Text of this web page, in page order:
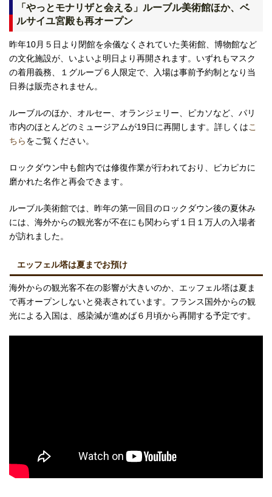
「やっとモナリザと会える」ルーブル美術館ほか、ベ
ルサイユ宮殿も再オープン
昨年10月５日より閉館を余儀なくされていた美術館、博物館など
の文化施設が、いよいよ明日より再開されます。いずれもマスク
の着用義務、１グループ６人限定で、入場は事前予約制となり当
日券は販売されません。
ルーブルのほか、オルセー、オランジェリー、ピカソなど、パリ
市内のほとんどのミュージアムが19日に再開します。詳しくはこ
ちらをご覧ください。
ロックダウン中も館内では修復作業が行われており、ピカピカに
磨かれた名作と再会できます。
ルーブル美術館では、昨年の第一回目のロックダウン後の夏休み
には、海外からの観光客が不在にも関わらず１日１万人の入場者
が訪れました。
エッフェル塔は夏までお預け
海外からの観光客不在の影響が大きいのか、エッフェル塔は夏ま
で再オープンしないと発表されています。フランス国外からの観
光による入国は、感染減が進めば６月頃から再開する予定です。